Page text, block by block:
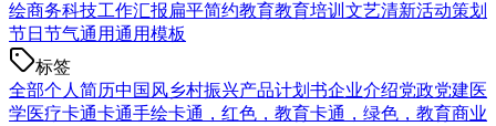
绘商务科技工作汇报扁平简约教育教育培训 文艺清新活动策划
节日节气通用通用模板
标签
全部个人简历中国风乡村振兴产品计划书企业介绍党政党建医
学医疗卡通卡通手绘卡通，红色，教育卡通，绿色，教育商业